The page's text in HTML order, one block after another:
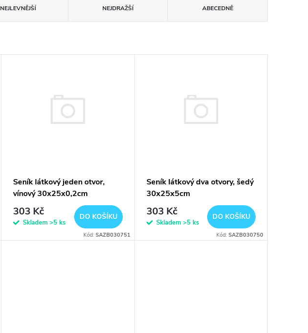
NEJLEVNĚJŠÍ NEJDRAŽŠÍ ABECEDNĚ
Seník látkový jeden otvor,
vínový 30x25x0,2cm
303 Kč
Skladem>5 ks
DO KOŠÍKU
Kód: SAZB030751
Seník látkový dva otvory, šedý
30x25x5cm
303 Kč
Skladem >5 ks
DO KOŠÍKU
Kód: SAZB030750